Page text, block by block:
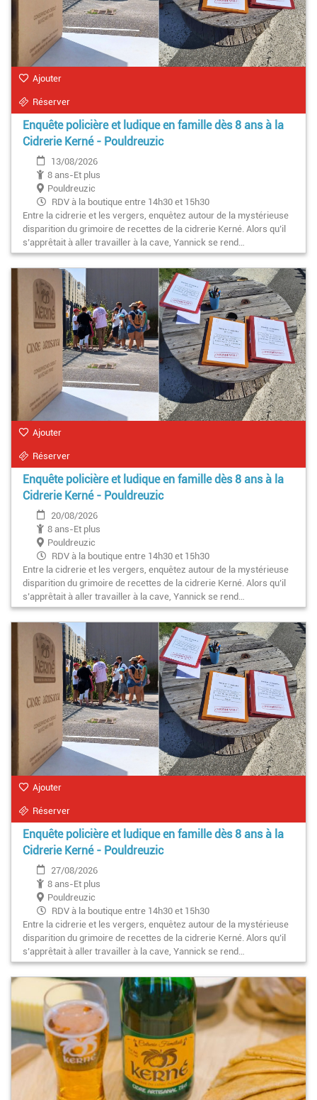
Ajouter
Réserver
Enquête policière et ludique en famille dès 8 ans à la
Cidrerie Kerné - Pouldreuzic
13/08/2026
8 ans-Et plus
Pouldreuzic
RDV à la boutique entre 14h30 et 15h30
Entre la cidrerie et les vergers, enquêtez autour de la mystérieuse
disparition du grimoire de recettes de la cidrerie Kerné. Alors qu’il
s’apprêtait à aller travailler à la cave, Yannick se rend…
Ajouter
Réserver
Enquête policière et ludique en famille dès 8 ans à la
Cidrerie Kerné - Pouldreuzic
20/08/2026
8 ans-Et plus
Pouldreuzic
RDV à la boutique entre 14h30 et 15h30
Entre la cidrerie et les vergers, enquêtez autour de la mystérieuse
disparition du grimoire de recettes de la cidrerie Kerné. Alors qu’il
s’apprêtait à aller travailler à la cave, Yannick se rend…
Ajouter
Réserver
Enquête policière et ludique en famille dès 8 ans à la
Cidrerie Kerné - Pouldreuzic
27/08/2026
8 ans-Et plus
Pouldreuzic
RDV à la boutique entre 14h30 et 15h30
Entre la cidrerie et les vergers, enquêtez autour de la mystérieuse
disparition du grimoire de recettes de la cidrerie Kerné. Alors qu’il
s’apprêtait à aller travailler à la cave, Yannick se rend…